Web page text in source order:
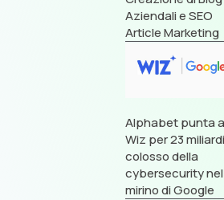
Aziendali e SEO
Article Marketing
Alphabet punta a
Wiz per 23
colosso della
cybersecurity nel
mirino di Google